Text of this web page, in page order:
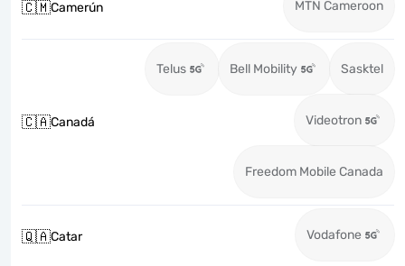
🇨🇲Camerún MTN Cameroon
🇨🇦Canadá
Telus Bell Mobility Sasktel
Videotron
Freedom Mobile Canada
🇶🇦Catar Vodafone